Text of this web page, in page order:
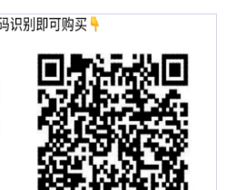
这里还是要说一下早前发
规机身无肩键，官方购买
拼多多百亿补贴可以实现6
，不用加价抢。 ⑤ realm
1299元 前两天发布的real
幕和性能，诚然性价比十
高刷柔性屏从而取舍少了6